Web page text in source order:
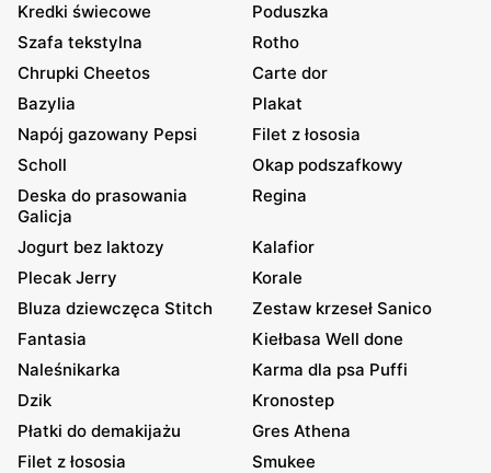
Kredki świecowe
Poduszka
Szafa tekstylna
Rotho
Chrupki Cheetos
Carte dor
Bazylia
Plakat
Napój gazowany Pepsi
Filet z łososia
Scholl
Okap podszafkowy
Deska do prasowania
Galicja
Regina
Jogurt bez laktozy
Kalafior
Plecak Jerry
Korale
Bluza dziewczęca Stitch
Zestaw krzeseł Sanico
Fantasia
Kiełbasa Well done
Naleśnikarka
Karma dla psa Puffi
Dzik
Kronostep
Płatki do demakijażu
Gres Athena
Filet z łososia
Smukee